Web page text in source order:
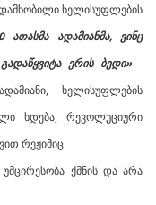
ხელისუფლების
ადამიანმა, ვინც
ერის ბედი»-
ხელისუფლების
ხდება, რევოლუციური
რეჟიმიც.
ქმნის და არა